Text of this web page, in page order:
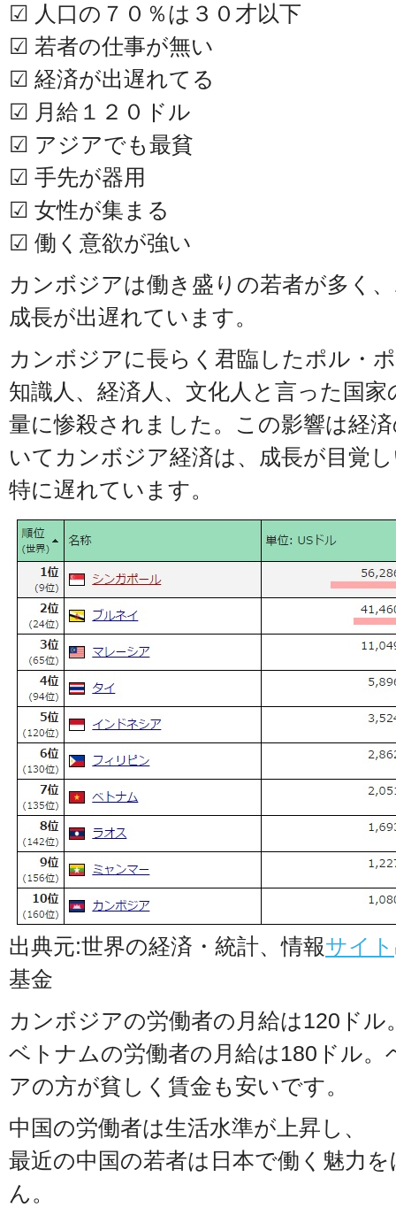
☑ 人口の７０％は３０才以下
☑ 若者の仕事が無い
☑ 経済が出遅れてる
☑ 月給１２０ドル
☑ アジアでも最貧
☑ 手先が器用
☑ 女性が集まる
☑ 働く意欲が強い
カンボジアは働き盛りの若者が多く
成長が出遅れています。
カンボジアに長らく君臨したポル・
知識人、経済人、文化人と言った国
量に惨殺されました。この影響は経
いてカンボジア経済は、成長が目覚
特に遅れています。
出典元:世界の経済・統計、情報サイト
基金
カンボジアの労働者の月給は120ドル
ベトナムの労働者の月給は180ドル
アの方が貧しく賃金も安いです。
中国の労働者は生活水準が上昇し、
最近の中国の若者は日本で働く魅力
ん。